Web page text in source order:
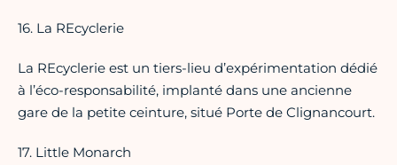
16. La REcyclerie
La REcyclerie est un tiers-lieu d’expérimentation dédié
à l’éco-responsabilité, implanté dans une ancienne
gare de la petite ceinture, situé Porte de Clignancourt.
17. Little Monarch